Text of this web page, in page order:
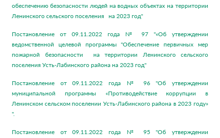
обеспечению безопасности людей на водных объектах на территории
Ленинского сельского поселения на 2023 год"
Постановление от 09.11.2022 года № 97 "«Об утверждении
ведомственной целевой программы "Обеспечение первичных мер
пожарной безопасности на территории Ленинского сельского
поселения Усть-Лабинского района на 2023 год"
Постановление от 09.11.2022 года № 96 "Об утверждении
муниципальной программы «Противодействие коррупции в
Ленинском сельском поселении Усть-Лабинского района в 2023 году»
".
Постановление от 09.11.2022 года № 95 "Об утверждении